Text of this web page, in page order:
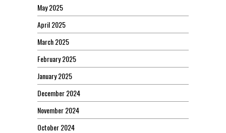
May 2025
April 2025
March 2025
February 2025
January 2025
December 2024
November 2024
October 2024